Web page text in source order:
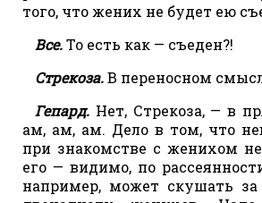
того, что жених не будет ею
Все.То есть как — съеден?!
Стрекоза.В переносном
Гепард. Нет, Стрекоза, — в
ам, ам, ам. Дело в том, что
при знакомстве с женихом
его — видимо, по
например, может скушать